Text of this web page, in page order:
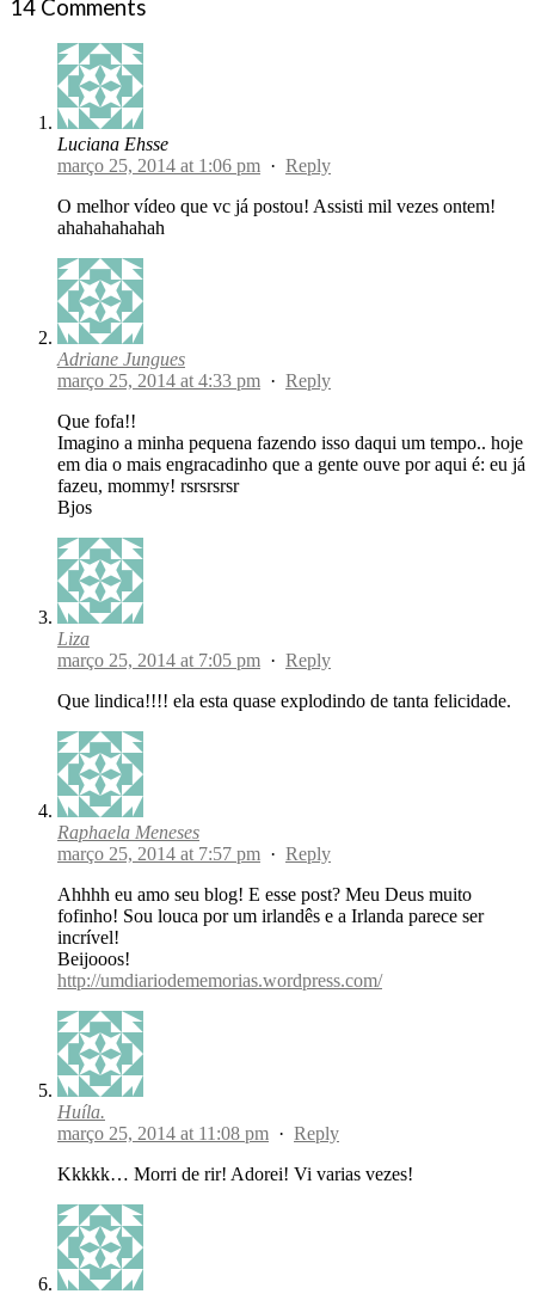
14 Comments
Luciana Ehsse
março 25, 2014 at 1:06 pm · Reply
O melhor vídeo que vc já postou! Assisti mil vezes ontem!
ahahahahahah
Adriane Jungues
março 25, 2014 at 4:33 pm · Reply
Que fofa!!
Imagino a minha pequena fazendo isso daqui um tempo.. hoje
em dia o mais engracadinho que a gente ouve por aqui é: eu já
fazeu, mommy! rsrsrsrsr
Bjos
Liza
março 25, 2014 at 7:05 pm · Reply
Que lindica!!!! ela esta quase explodindo de tanta felicidade.
Raphaela Meneses
março 25, 2014 at 7:57 pm · Reply
Ahhhh eu amo seu blog! E esse post? Meu Deus muito
fofinho! Sou louca por um irlandês e a Irlanda parece ser
incrível!
Beijooos!
http://umdiariodememorias.wordpress.com/
Huíla.
março 25, 2014 at 11:08 pm · Reply
Kkkkk… Morri de rir! Adorei! Vi varias vezes!